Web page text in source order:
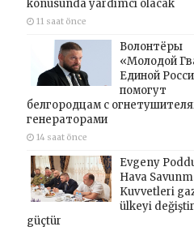
konusunda yardımcı olacak
11 saat önce
Волонтёры
«Молодой
Единой
помогут
белгородцам с
генераторами
14 saat önce
Evgeny
Hava
Kuvvetleri
ülkeyi
güçtür